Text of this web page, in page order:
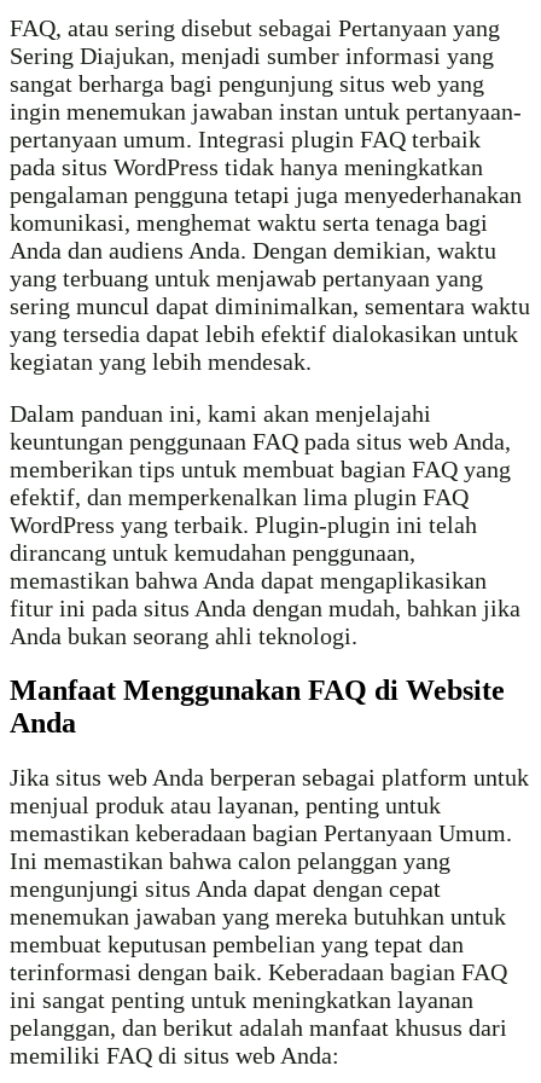
FAQ, atau sering disebut sebagai Pertanyaan yang
Sering Diajukan, menjadi sumber informasi yang
sangat berharga bagi pengunjung situs web yang
ingin menemukan jawaban instan untuk pertanyaan-
pertanyaan umum. Integrasi plugin FAQ terbaik
pada situs WordPress tidak hanya meningkatkan
pengalaman pengguna tetapi juga menyederhanakan
komunikasi, menghemat waktu serta tenaga bagi
Anda dan audiens Anda. Dengan demikian, waktu
yang terbuang untuk menjawab pertanyaan yang
sering muncul dapat diminimalkan, sementara waktu
yang tersedia dapat lebih efektif dialokasikan untuk
kegiatan yang lebih mendesak.
Dalam panduan ini, kami akan menjelajahi
keuntungan penggunaan FAQ pada situs web Anda,
memberikan tips untuk membuat bagian FAQ yang
efektif, dan memperkenalkan lima plugin FAQ
WordPress yang terbaik. Plugin-plugin ini telah
dirancang untuk kemudahan penggunaan,
memastikan bahwa Anda dapat mengaplikasikan
fitur ini pada situs Anda dengan mudah, bahkan jika
Anda bukan seorang ahli teknologi.
Manfaat Menggunakan FAQ di Website
Anda
Jika situs web Anda berperan sebagai platform untuk
menjual produk atau layanan, penting untuk
memastikan keberadaan bagian Pertanyaan Umum.
Ini memastikan bahwa calon pelanggan yang
mengunjungi situs Anda dapat dengan cepat
menemukan jawaban yang mereka butuhkan untuk
membuat keputusan pembelian yang tepat dan
terinformasi dengan baik. Keberadaan bagian FAQ
ini sangat penting untuk meningkatkan layanan
pelanggan, dan berikut adalah manfaat khusus dari
memiliki FAQ di situs web Anda: